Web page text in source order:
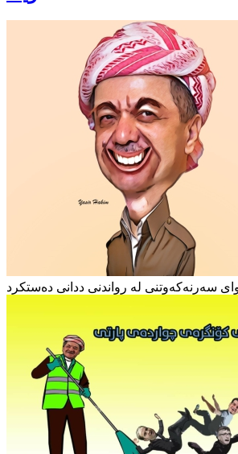
سەرنەکەوتنی لە رواندنی ددانی دەستکرد